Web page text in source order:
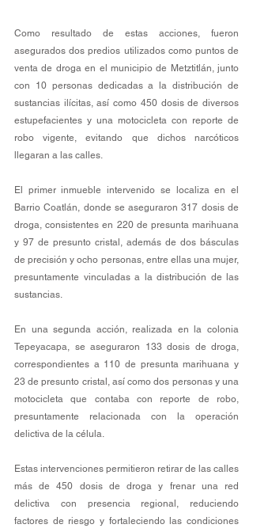
Como resultado de estas acciones, fueron
asegurados dos predios utilizados como puntos de
venta de droga en el municipio de Metztitlán, junto
con 10 personas dedicadas a la distribución de
sustancias ilícitas, así como 450 dosis de diversos
estupefacientes y una motocicleta con reporte de
robo vigente, evitando que dichos narcóticos
llegaran a las calles.
El primer inmueble intervenido se localiza en el
Barrio Coatlán, donde se aseguraron 317 dosis de
droga, consistentes en 220 de presunta marihuana
y 97 de presunto cristal, además de dos básculas
de precisión y ocho personas, entre ellas una mujer,
presuntamente vinculadas a la distribución de las
sustancias.
En una segunda acción, realizada en la colonia
Tepeyacapa, se aseguraron 133 dosis de droga,
correspondientes a 110 de presunta marihuana y
23 de presunto cristal, así como dos personas y una
motocicleta que contaba con reporte de robo,
presuntamente relacionada con la operación
delictiva de la célula.
Estas intervenciones permitieron retirar de las calles
más de 450 dosis de droga y frenar una red
delictiva con presencia regional, reduciendo
factores de riesgo y fortaleciendo las condiciones